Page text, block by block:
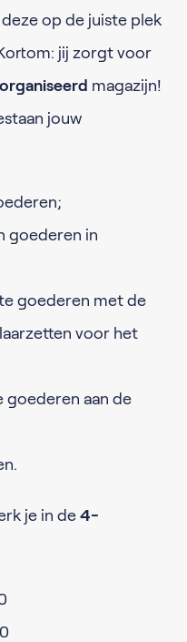
op de juiste plek
jij zorgt voor
magazijn!
jouw
goederen in
goederen met de
voor het
goederen aan de
je in de 4-